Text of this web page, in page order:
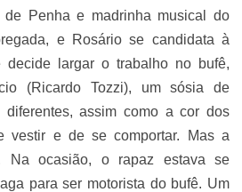
de Penha e madrinha musical do
e Rosário se candidata à
largar o trabalho no bufê,
(Ricardo Tozzi), um sósia de
diferentes, assim como a cor dos
vestir e de se comportar. Mas a
Na ocasião, o rapaz estava se
para ser motorista do bufê. Um